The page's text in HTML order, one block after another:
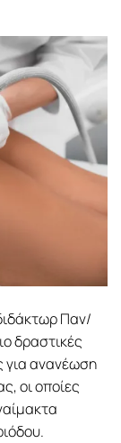
Παν/
δραστικές
για ανανέωση
οι οποίες